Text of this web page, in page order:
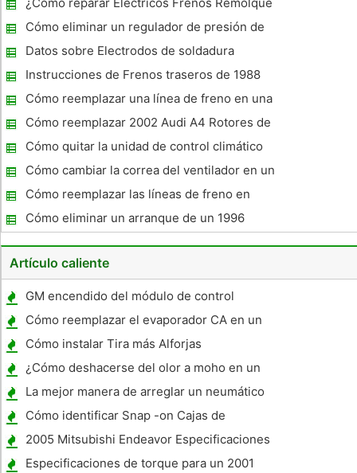
Cómo eliminar un regulador de presión de
combustible
Datos sobre Electrodos de soldadura
Instrucciones de Frenos traseros de 1988
Ford Ranger
Cómo reemplazar una línea de freno en una
Ford F-Series
Cómo reemplazar 2002 Audi A4 Rotores de
freno
Cómo quitar la unidad de control climático
en un Honda Accord 1991
Cómo cambiar la correa del ventilador en un
Toyota Corolla
Cómo reemplazar las líneas de freno en
1993 Lumina
Cómo eliminar un arranque de un 1996
Volvo 850
Artículo caliente
GM encendido del módulo de control
Solución de problemas
Cómo reemplazar el evaporador CA en un
Jeep Grand Cherokee
Cómo instalar Tira más Alforjas
¿Cómo deshacerse del olor a moho en un
coche
La mejor manera de arreglar un neumático
de la motocicleta Piso
Cómo identificar Snap -on Cajas de
herramientas
2005 Mitsubishi Endeavor Especificaciones
Especificaciones de torque para un 2001